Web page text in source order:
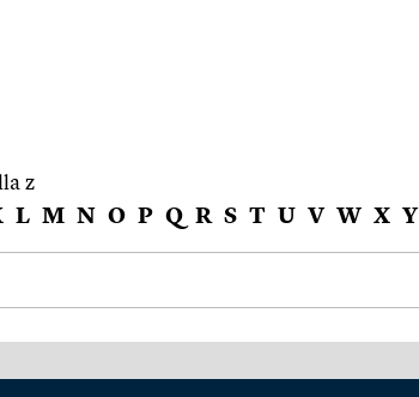
z
L M N O P Q R S T U V W X Y